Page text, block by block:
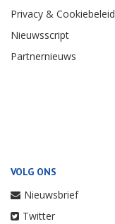
Privacy & Cookiebeleid
Nieuwsscript
Partnernieuws
VOLG ONS
Nieuwsbrief
Twitter